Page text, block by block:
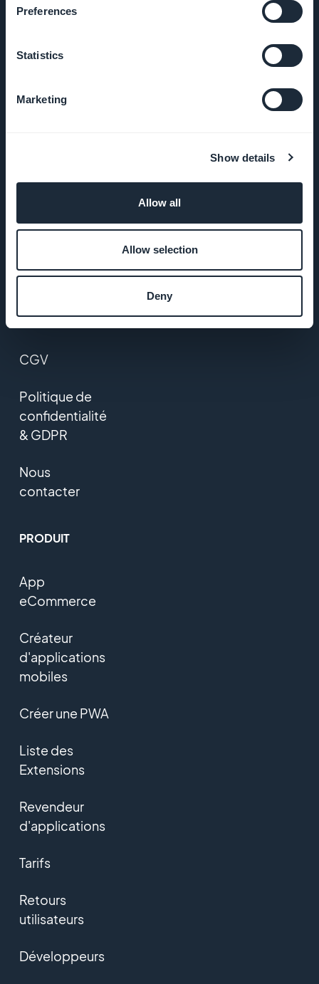
Preferences
Statistics
Marketing
Show details
Allow all
Allow selection
Deny
Startup
Presse
CGV
Politique de
confidentialité
& GDPR
Nous
contacter
PRODUIT
App
eCommerce
Créateur
d'applications
mobiles
Créer une PWA
Liste des
Extensions
Revendeur
d'applications
Tarifs
Retours
utilisateurs
Développeurs